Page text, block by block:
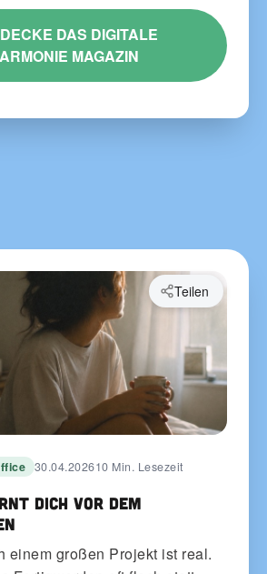
DAS DIGITALE
MAGAZIN
30.04.202610 Min. Lesezeit
dich vor dem
einem großen Projekt ist real.
Teilen